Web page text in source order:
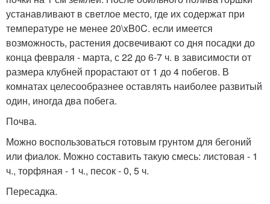
устанавливают в светлое место, где их содержат при
температуре не менее 20\xB0C. если имеется
возможность, растения досвечивают со дня посадки до
конца февраля - марта, с 22 до 6-7 ч. в зависимости от
размера клубней прорастают от 1 до 4 побегов. В
комнатах целесообразнее оставлять наиболее развитый
один, иногда два побега.
Почва.
Можно воспользоваться готовым грунтом для бегоний
или фиалок. Можно составить такую смесь: листовая - 1
ч., торфяная - 1 ч., песок - 0, 5 ч.
Пересадка.